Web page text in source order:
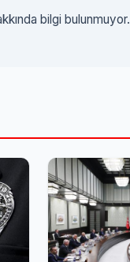
bilgi bulunmuyor.